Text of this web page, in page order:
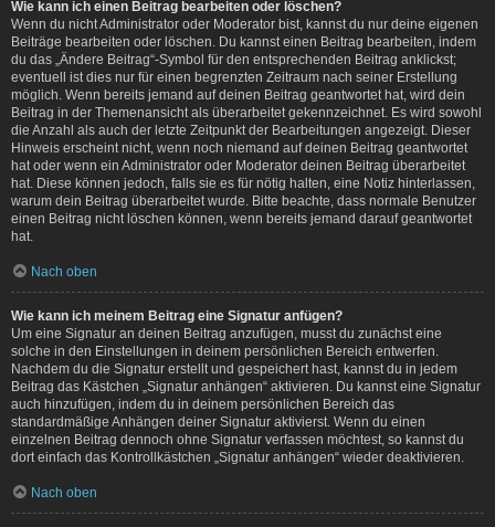
Wie kann ich einen Beitrag bearbeiten oder löschen?
Wenn du nicht Administrator oder Moderator bist, kannst du nur deine eigenen
Beiträge bearbeiten oder löschen. Du kannst einen Beitrag bearbeiten, indem
du das „Ändere Beitrag“-Symbol für den entsprechenden Beitrag anklickst;
eventuell ist dies nur für einen begrenzten Zeitraum nach seiner Erstellung
möglich. Wenn bereits jemand auf deinen Beitrag geantwortet hat, wird dein
Beitrag in der Themenansicht als überarbeitet gekennzeichnet. Es wird sowohl
die Anzahl als auch der letzte Zeitpunkt der Bearbeitungen angezeigt. Dieser
Hinweis erscheint nicht, wenn noch niemand auf deinen Beitrag geantwortet
hat oder wenn ein Administrator oder Moderator deinen Beitrag überarbeitet
hat. Diese können jedoch, falls sie es für nötig halten, eine Notiz hinterlassen,
warum dein Beitrag überarbeitet wurde. Bitte beachte, dass normale Benutzer
einen Beitrag nicht löschen können, wenn bereits jemand darauf geantwortet
hat.
Nach oben
Wie kann ich meinem Beitrag eine Signatur anfügen?
Um eine Signatur an deinen Beitrag anzufügen, musst du zunächst eine
solche in den Einstellungen in deinem persönlichen Bereich entwerfen.
Nachdem du die Signatur erstellt und gespeichert hast, kannst du in jedem
Beitrag das Kästchen „Signatur anhängen“ aktivieren. Du kannst eine Signatur
auch hinzufügen, indem du in deinem persönlichen Bereich das
standardmäßige Anhängen deiner Signatur aktivierst. Wenn du einen
einzelnen Beitrag dennoch ohne Signatur verfassen möchtest, so kannst du
dort einfach das Kontrollkästchen „Signatur anhängen“ wieder deaktivieren.
Nach oben